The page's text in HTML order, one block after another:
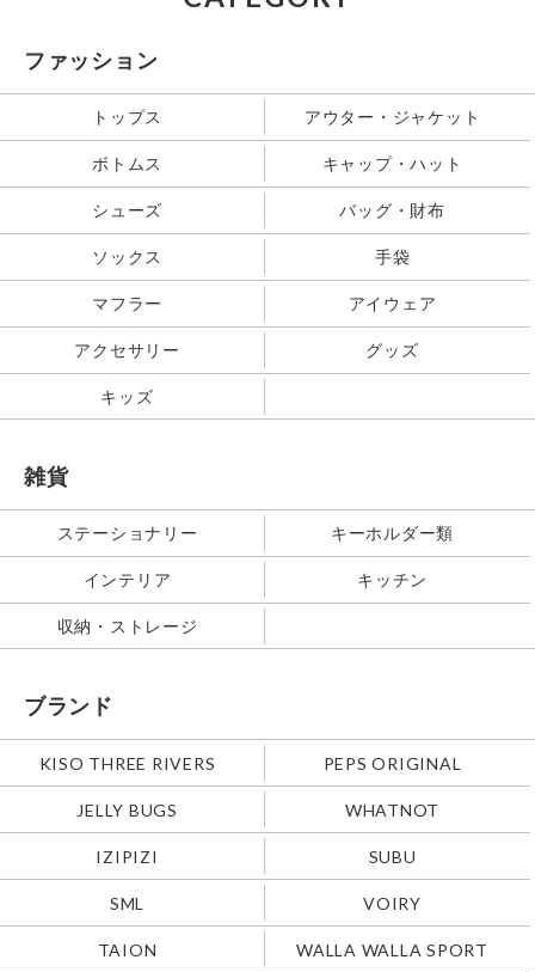
ファッション
トップス アウター・ジャケット
ボトムス キャップ・ハット
シューズ バッグ・財布
ソックス 手袋
マフラー アイウェア
アクセサリー グッズ
キッズ
雑貨
ステーショナリー キーホルダー類
インテリア キッチン
収納・ストレージ
ブランド
KISO THREE RIVERS PEPS ORIGINAL
JELLY BUGS WHATNOT
IZIPIZI SUBU
SML VOIRY
TAION WALLA WALLA SPORT